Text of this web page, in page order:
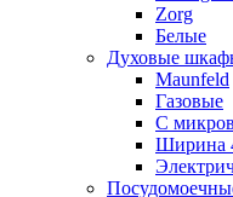
Zorg
Белые
Духовые
Maunfeld
Газовые
С
Ширина